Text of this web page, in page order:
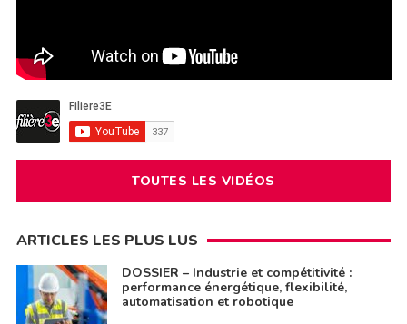
TOUTES LES VIDÉOS
ARTICLES LES PLUS LUS
DOSSIER – Industrie et compétitivité :
performance énergétique, flexibilité,
automatisation et robotique